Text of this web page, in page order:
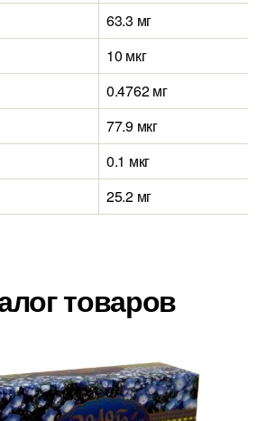
63.3 мг
10 мкг
0.4762 мг
77.9 мкг
0.1 мкг
25.2 мг
товаров